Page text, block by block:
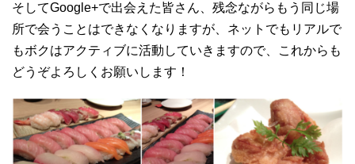
そしてGoogle+で出会えた皆さん、残念ながらもう同じ場
所で会うことはできなくなりますが、ネットでもリアルで
もボクはアクティブに活動していきますので、これからも
どうぞよろしくお願いします！